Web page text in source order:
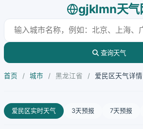
gjklmn天气
查询天气
首页 / 城市 / 黑龙江省 / 爱民区天气详情
爱民区实时天气 3天预报 7天预报